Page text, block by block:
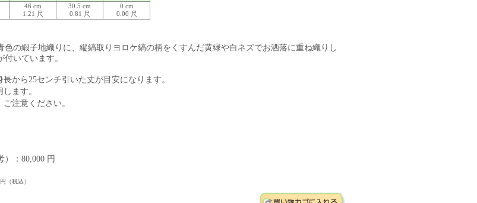
46 cm
1.21 尺
30.5 cm
0.81 尺
0 cm
0.00 尺
色の緞子地織りに、縦縞取りヨロケ縞の柄をくすんだ黄緑や白ネズでお洒落に重ね織りし
いています。
から25センチ引いた丈が目安になります。
ます。
注意ください。
）：80,000 円
円（税込）